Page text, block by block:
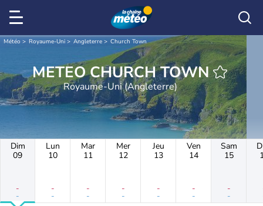
Météo Royaume-Uni Angleterre Church Town
METEO CHURCH TOWN
Royaume-Uni (Angleterre)
Dim
09
-
-
Lun
10
-
-
Mar
11
-
-
Mer
12
-
-
Jeu
13
-
-
Ven
14
-
-
Sam
15
-
-